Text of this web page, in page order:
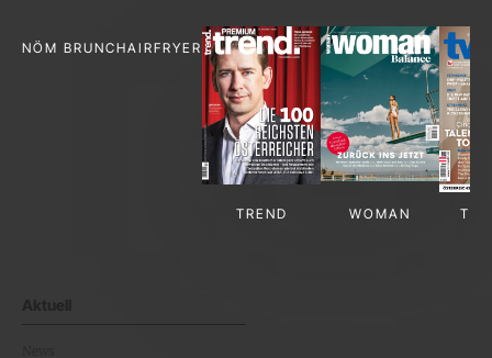
NÖM BRUNCHAIRFRYER
TREND WOMAN TV-